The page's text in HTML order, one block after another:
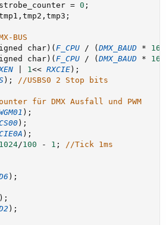
= 0 ;
, tmp2 , tmp3 ;
BUS
char ) ( F_CPU / ( DMX_BAUD * 16
char ) ( F_CPU / ( DMX_BAUD * 16
1<< RXCIE ) ;
) ;
für DMX Ausfall und PWM
) ;
) ;
) ;
1024/100 - 1 ; //Tick 1ms
) ;
) ;
) ;